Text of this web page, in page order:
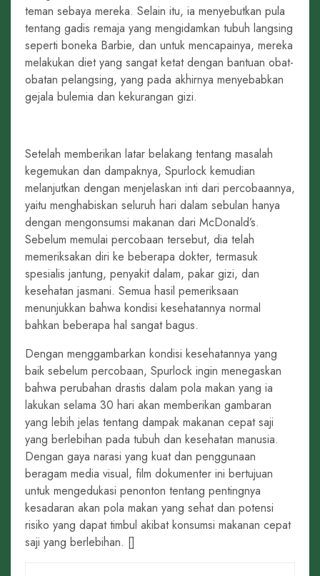
teman sebaya mereka. Selain itu, ia menyebutkan pula
tentang gadis remaja yang mengidamkan tubuh langsing
seperti boneka Barbie, dan untuk mencapainya, mereka
melakukan diet yang sangat ketat dengan bantuan obat-
obatan pelangsing, yang pada akhirnya menyebabkan
gejala bulemia dan kekurangan gizi.
Setelah memberikan latar belakang tentang masalah
kegemukan dan dampaknya, Spurlock kemudian
melanjutkan dengan menjelaskan inti dari percobaannya,
yaitu menghabiskan seluruh hari dalam sebulan hanya
dengan mengonsumsi makanan dari McDonald’s.
Sebelum memulai percobaan tersebut, dia telah
memeriksakan diri ke beberapa dokter, termasuk
spesialis jantung, penyakit dalam, pakar gizi, dan
kesehatan jasmani. Semua hasil pemeriksaan
menunjukkan bahwa kondisi kesehatannya normal
bahkan beberapa hal sangat bagus.
Dengan menggambarkan kondisi kesehatannya yang
baik sebelum percobaan, Spurlock ingin menegaskan
bahwa perubahan drastis dalam pola makan yang ia
lakukan selama 30 hari akan memberikan gambaran
yang lebih jelas tentang dampak makanan cepat saji
yang berlebihan pada tubuh dan kesehatan manusia.
Dengan gaya narasi yang kuat dan penggunaan
beragam media visual, film dokumenter ini bertujuan
untuk mengedukasi penonton tentang pentingnya
kesadaran akan pola makan yang sehat dan potensi
risiko yang dapat timbul akibat konsumsi makanan cepat
saji yang berlebihan. []